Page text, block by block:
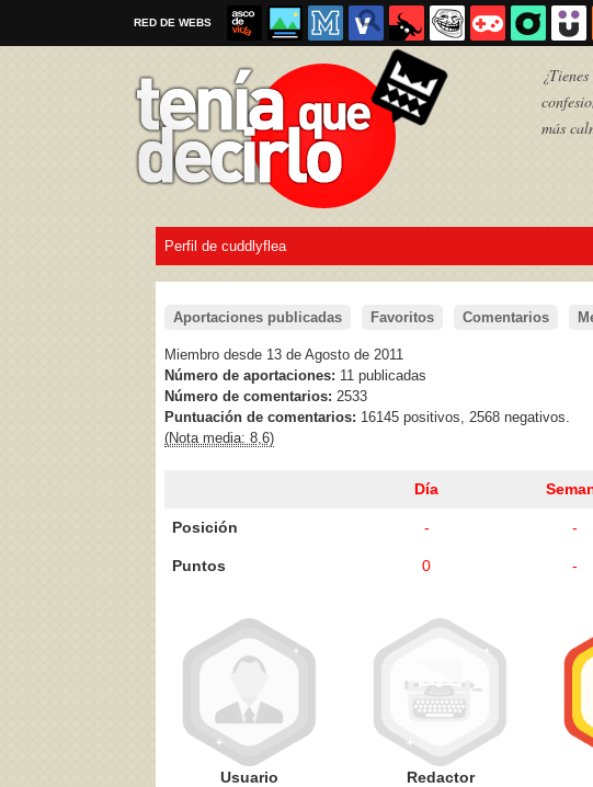
RED DE WEBS
más
Por favor, respeta las
Acepto losTérminos de uso Política de privacidad
Perfil de cuddlyflea
Aportaciones publicadas Favoritos Comentarios
Miembro desde 13 de Agosto de 2011
Número de aportaciones: 11 publicadas
Número de comentarios: 2533
Puntuación de comentarios: 16145 positivos, 2568 negativos.
(Nota media: 8,6)
Día
Posición - -
Puntos 0 -
Usuario Redactor